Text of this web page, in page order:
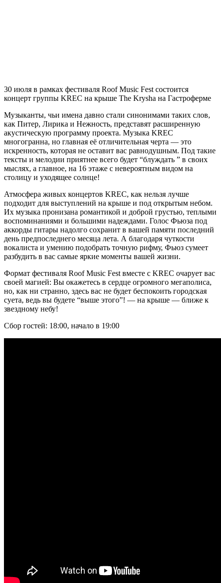
30 июля в рамках фестиваля Roof Music Fest состоится
концерт группы KREC на крыше The Krysha на Гастроферме
Музыканты, чьи имена давно стали синонимами таких слов,
как Питер, Лирика и Нежность, представят расширенную
акустическую программу проекта. Музыка KREC
многогранна, но главная её отличительная черта — это
искренность, которая не оставит вас равнодушным. Под такие
тексты и мелодии приятнее всего будет “блуждать ” в своих
мыслях, а главное, на 16 этаже с невероятным видом на
столицу и уходящее солнце!
Атмосфера живых концертов KREC, как нельзя лучше
подходит для выступлений на крыше и под открытым небом.
Их музыка пронизана романтикой и доброй грустью, теплыми
воспоминаниями и большими надеждами. Голос Фьюза под
аккорды гитары надолго сохранит в вашей памяти последний
день предпоследнего месяца лета. А благодаря чуткости
вокалиста и умению подобрать точную рифму, Фьюз сумеет
разбудить в вас самые яркие моменты вашей жизни.
Формат фестиваля Roof Music Fest вместе с KREC очарует вас
своей магией: Вы окажетесь в сердце огромного мегаполиса,
но, как ни странно, здесь вас не будет беспокоить городская
суета, ведь вы будете “выше этого”! — на крыше — ближе к
звездному небу!
Сбор гостей: 18:00, начало в 19:00